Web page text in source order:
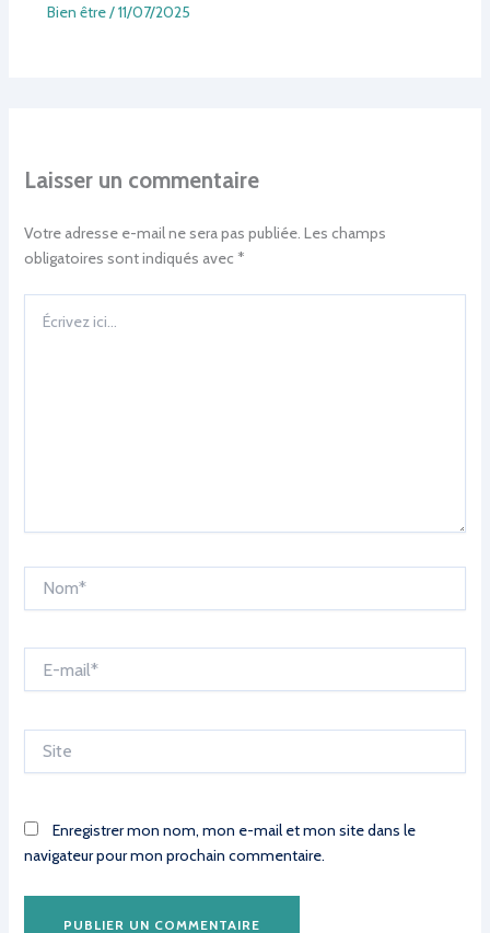
Bien être/11/07/2025
Laisser un commentaire
Votre adresse e-mail ne sera pas publiée. Les champs
obligatoires sont indiqués avec *
ici…
mail*
Enregistrer mon nom, mon e-mail et mon site dans le
navigateur pour mon prochain commentaire.